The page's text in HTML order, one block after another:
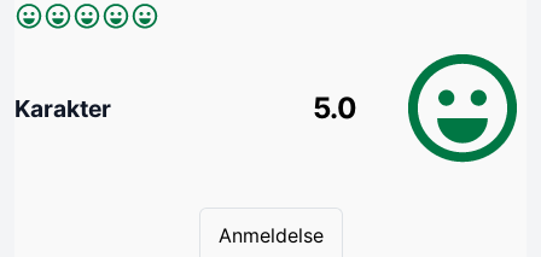
Karakter 5.0
Anmeldelse